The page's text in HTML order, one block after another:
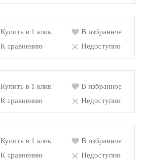
Купить в 1 клик
К сравнению
В избранное
Недоступно
Купить в 1 клик
К сравнению
В избранное
Недоступно
Купить в 1 клик
К сравнению
В избранное
Недоступно